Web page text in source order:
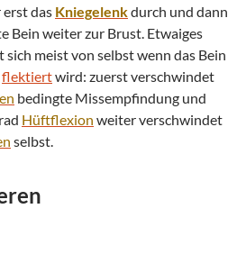
erst das Kniegelenkdurch und dann
Bein weiter zur Brust. Etwaiges
sich meist von selbst wenn das Bein
flektiertwird: zuerst verschwindet
bedingte Missempfindung und
Hüftflexion weiter verschwindet
selbst.